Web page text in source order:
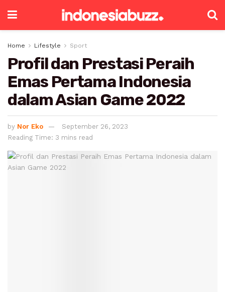
Home Lifestyle Sport
Profil dan Prestasi Peraih
Emas Pertama Indonesia
dalam Asian Game 2022
by Nor Eko
September 26, 2023
Reading Time: 3 mins read